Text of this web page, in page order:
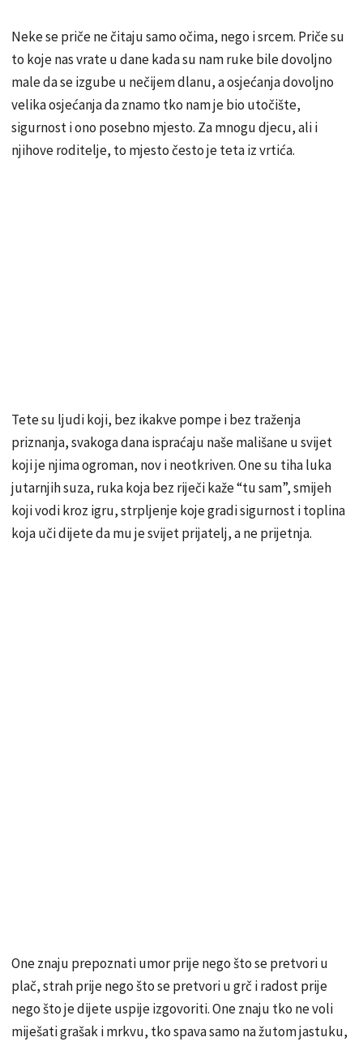
Neke se priče ne čitaju samo očima, nego i srcem. Priče su
to koje nas vrate u dane kada su nam ruke bile dovoljno
male da se izgube u nečijem dlanu, a osjećanja dovoljno
velika osjećanja da znamo tko nam je bio utočište,
sigurnost i ono posebno mjesto. Za mnogu djecu, ali i
njihove roditelje, to mjesto često je teta iz vrtića.
Tete su ljudi koji, bez ikakve pompe i bez traženja
priznanja, svakoga dana ispraćaju naše mališane u svijet
koji je njima ogroman, nov i neotkriven. One su tiha luka
jutarnjih suza, ruka koja bez riječi kaže “tu sam”, smijeh
koji vodi kroz igru, strpljenje koje gradi sigurnost i toplina
koja uči dijete da mu je svijet prijatelj, a ne prijetnja.
One znaju prepoznati umor prije nego što se pretvori u
plač, strah prije nego što se pretvori u grč i radost prije
nego što je dijete uspije izgovoriti. One znaju tko ne voli
miješati grašak i mrkvu, tko spava samo na žutom jastuku,